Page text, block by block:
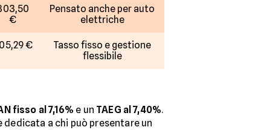
€
Pensato anche per auto
elettriche
€
Tasso fisso e gestione
flessibile
fisso al 7,16% e un TAEG al 7,40%.
a chi può presentare un